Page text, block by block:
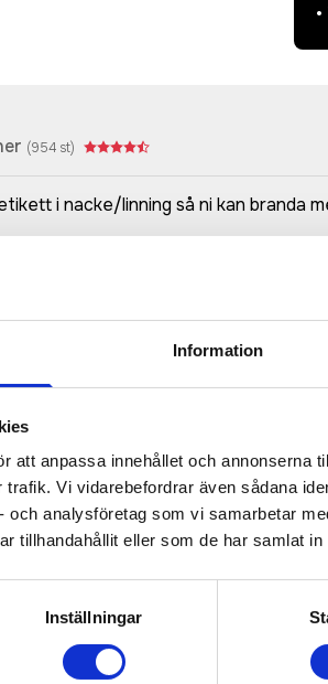
Information
att anpassa innehållet och annonserna
Vi vidarebefordrar även sådana
och analysföretag som vi samarbetar
tillhandahållit eller som de har samlat
Inställningar
(954 st)
i nacke/linning så ni kan branda
Prisuppgift på
här för att få förslag på